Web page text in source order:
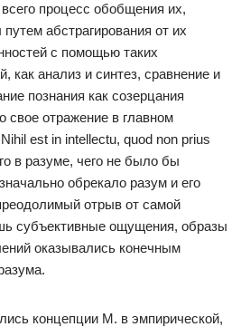
процесс обобщения их,
абстрагирования от их
с помощью таких
как анализ и синтез, сравнение и
познания как созерцания
свое отражение в главном
est in intellectu, quod non prius
в разуме, чего не было бы
обрекало разум и его
отрыв от самой
субъективные ощущения, образы
оказывались конечным
концепции М. в эмпирической,